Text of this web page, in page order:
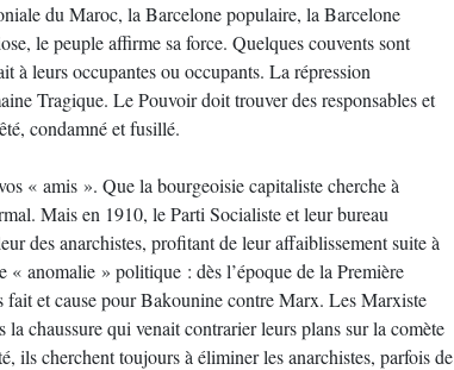
du Maroc, la Barcelone populaire, la Barcelone
le peuple affirme sa force. Quelques couvents sont
à leurs occupantes ou occupants. La répression
Tragique. Le Pouvoir doit trouver des responsables et
condamné et fusillé.
« amis ». Que la bourgeoisie capitaliste cherche à
Mais en 1910, le Parti Socialiste et leur bureau
des anarchistes, profitant de leur affaiblissement suite à
« anomalie » politique : dès l’époque de la Première
et cause pour Bakounine contre Marx. Les Marxiste
chaussure qui venait contrarier leurs plans sur la comète
ils cherchent toujours à éliminer les anarchistes, parfois de